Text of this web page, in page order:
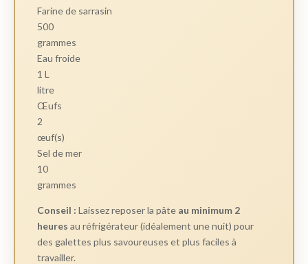
Farine de sarrasin
500
grammes
Eau froide
1 L
litre
Œufs
2
œuf(s)
Sel de mer
10
grammes
Conseil : Laissez reposer la pâte au minimum 2
heures au réfrigérateur (idéalement une nuit) pour
des galettes plus savoureuses et plus faciles à
travailler.